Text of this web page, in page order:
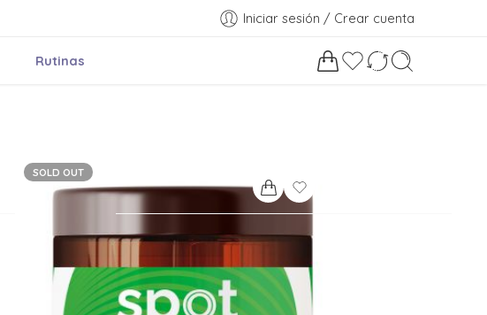
Iniciar sesión / Crear cuenta
Rutinas
SOLD OUT